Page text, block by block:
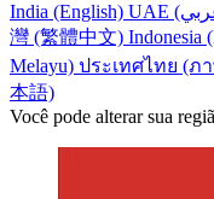
India (English)
灣 (繁體中文) Indonesia
Melayu) ประเทศไทย (ภ
本語)
Você pode alterar sua